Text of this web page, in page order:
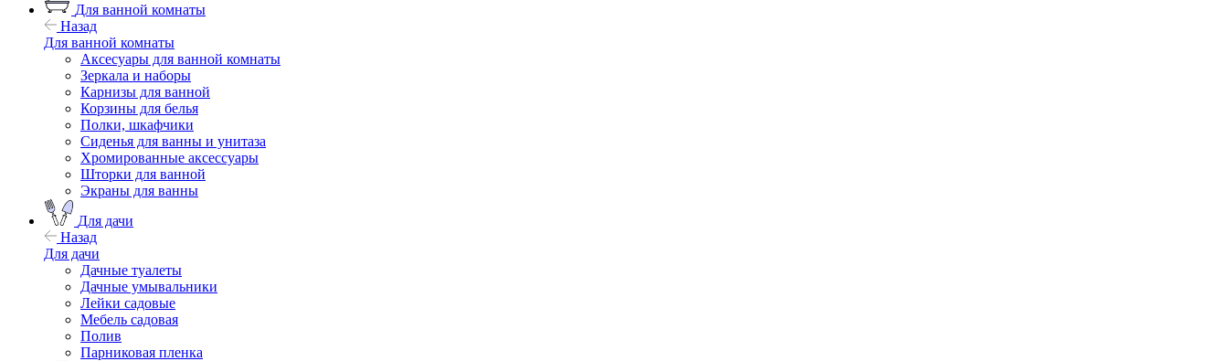
Для ванной комнаты
Назад
Для ванной комнаты
Аксесуары для ванной комнаты
Зеркала и наборы
Карнизы для ванной
Корзины для белья
Полки, шкафчики
Сиденья для ванны и унитаза
Хромированные аксессуары
Шторки для ванной
Экраны для ванны
Для дачи
Назад
Для дачи
Дачные туалеты
Дачные умывальники
Лейки садовые
Мебель садовая
Полив
Парниковая пленка